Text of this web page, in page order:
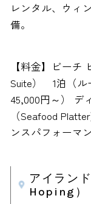
レンタル、ウィ
備。
【料金】ビーチ
Suite） 1泊（ル
45,000円～） デ
（Seafood
ンスパフォーマ
アイラン
Hoping）